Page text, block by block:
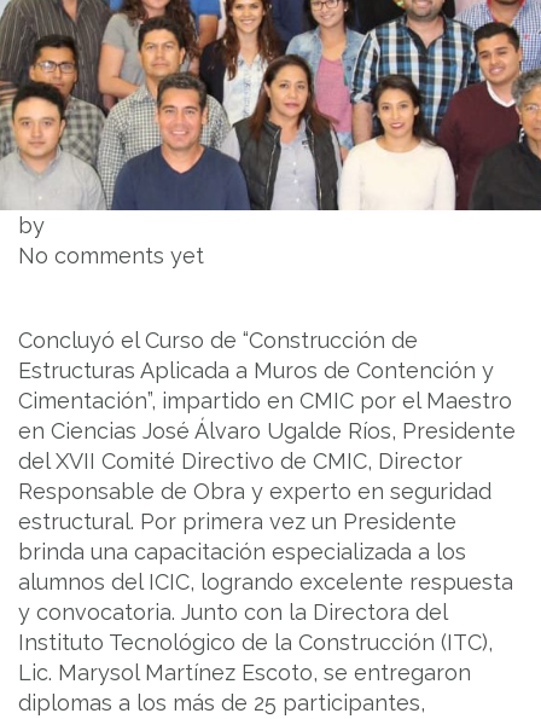
by
No comments yet
Concluyó el Curso de “Construcción de
Estructuras Aplicada a Muros de Contención y
Cimentación”, impartido en CMIC por el Maestro
en Ciencias José Álvaro Ugalde Ríos, Presidente
del XVII Comité Directivo de CMIC, Director
Responsable de Obra y experto en seguridad
estructural. Por primera vez un Presidente
brinda una capacitación especializada a los
alumnos del ICIC, logrando excelente respuesta
y convocatoria. Junto con la Directora del
Instituto Tecnológico de la Construcción (ITC),
Lic. Marysol Martínez Escoto, se entregaron
diplomas a los más de 25 participantes,